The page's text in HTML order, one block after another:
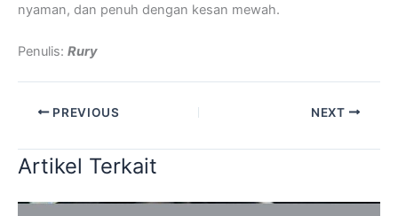
nyaman, dan penuh dengan kesan mewah.
Penulis: Rury
PREVIOUS NEXT
Artikel Terkait